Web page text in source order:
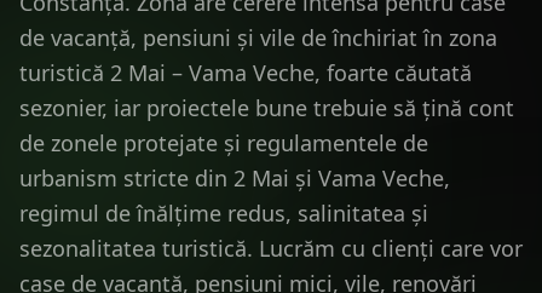
de vacanță, pensiuni și vile de închiriat în zona
turistică 2 Mai – Vama Veche, foarte căutată
sezonier, iar proiectele bune trebuie să țină cont
de zonele protejate și regulamentele de
urbanism stricte din 2 Mai și Vama Veche,
regimul de înălțime redus, salinitatea și
sezonalitatea turistică. Lucrăm cu clienți care vor
case de vacanță, pensiuni mici, vile, renovări